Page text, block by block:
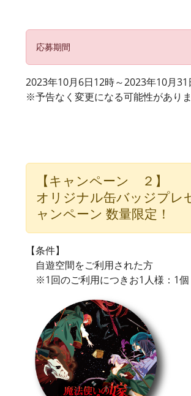
応募期間
2023年10月6日12時～2023年10月31
※予告なく変更になる可能性がありま
【キャンペーン ２】
オリジナル缶バッジプレ
ャンペーン 数量限定！
【条件】
自遊空間をご利用された方
※1回のご利用につきお1人様：1個